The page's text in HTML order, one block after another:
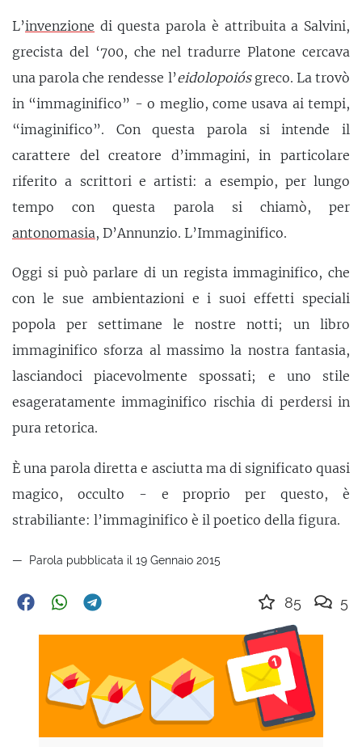
L’invenzione di questa parola è attribuita a Salvini,
grecista del ‘700, che nel tradurre Platone cercava
una parola che rendesse l’eidolopoiósgreco. La trovò
in “immaginifico” - o meglio, come usava ai tempi,
“imaginifico”. Con questa parola si intende il
carattere del creatore d’immagini, in particolare
riferito a scrittori e artisti: a esempio, per lungo
tempo con questa parola si chiamò, per
antonomasia, D’Annunzio. L’Immaginifico.
Oggi si può parlare di un regista immaginifico, che
con le sue ambientazioni e i suoi effetti speciali
popola per settimane le nostre notti; un libro
immaginifico sforza al massimo la nostra fantasia,
lasciandoci piacevolmente spossati; e uno stile
esageratamente immaginifico rischia di perdersi in
pura retorica.
È una parola diretta e asciutta ma di significato quasi
magico, occulto - e proprio per questo, è
strabiliante: l’immaginifico è il poetico della figura.
Parola pubblicata il 19 Gennaio 2015
85 5